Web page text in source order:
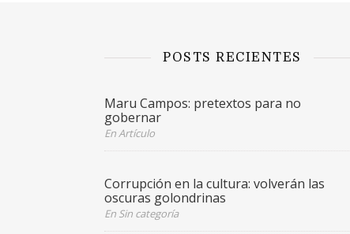
POSTS RECIENTES
Maru Campos: pretextos para no
gobernar
En Artículo
Corrupción en la cultura: volverán las
oscuras golondrinas
En Sin categoría